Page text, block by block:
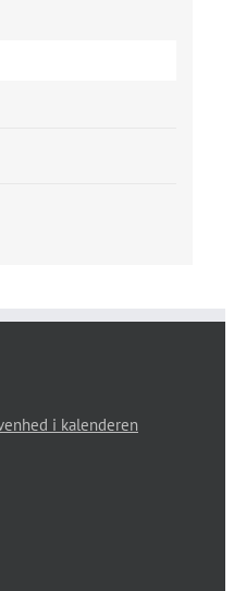
i kalenderen